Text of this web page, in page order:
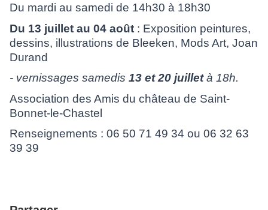
Du mardi au samedi de 14h30 à 18h30
Du 13 juillet au 04 août : Exposition peintures,
dessins, illustrations de Bleeken, Mods Art, Joan
Durand
- vernissages samedis 13 et 20 juilletà 18h.
Association des Amis du château de Saint-
Bonnet-le-Chastel
Renseignements : 06 50 71 49 34 ou 06 32 63
39 39